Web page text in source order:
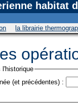
habitat
la librairie
l'historique
(et précédentes) :